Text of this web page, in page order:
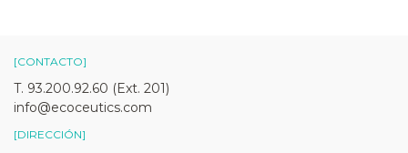
[CONTACTO]
T. 93.200.92.60 (Ext. 201)
info@ecoceutics.com
[DIRECCIÓN]